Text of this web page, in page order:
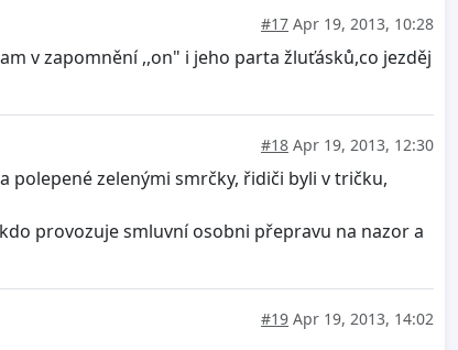
#17 Apr 19, 2013, 10:28
v zapomnění ,,on" i jeho parta žluťásků,co jezděj
#18 Apr 19, 2013, 12:30
polepené zelenými smrčky, řidiči byli v tričku,
provozuje smluvní osobni přepravu na nazor a
#19 Apr 19, 2013, 14:02